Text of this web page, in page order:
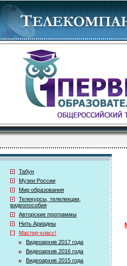
Табун
Музеи России
Мир образования
Телекурсы, телелекции,
видеопособия
Авторские программы
Нить Ариадны
Мастер-класс!
Видеоархив 2017 года
Видеоархив 2016 года
Видеоархив 2015 года